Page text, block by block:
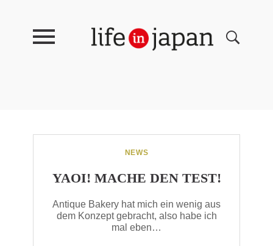
NEWS
YAOI! MACHE DEN TEST!
Antique Bakery hat mich ein wenig aus
dem Konzept gebracht, also habe ich
mal eben…